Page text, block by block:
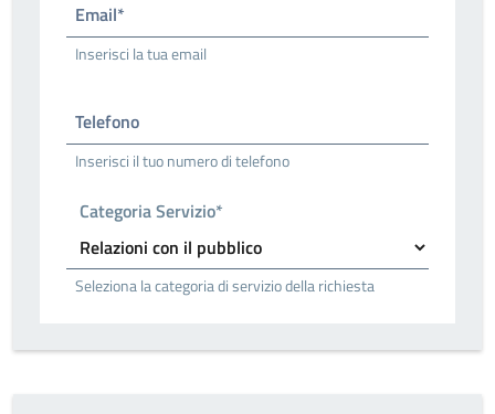
Email*
Inserisci la tua email
Telefono
Inserisci il tuo numero di telefono
Categoria Servizio*
Seleziona la categoria di servizio della richiesta